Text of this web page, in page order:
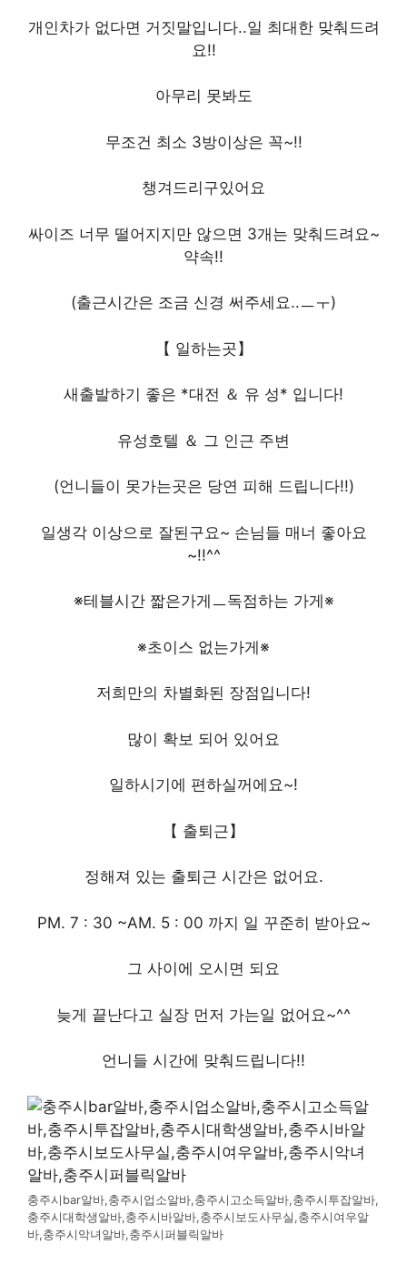
개인차가 없다면 거짓말입니다..일 최대한 맞춰드려
요!!
아무리 못봐도
무조건 최소 3방이상은 꼭~!!
챙겨드리구있어요
싸이즈 너무 떨어지지만 않으면 3개는 맞춰드려요~
약속!!
(출근시간은 조금 신경 써주세요..ㅡㅜ)
【 일하는곳】
새출발하기 좋은 *대전 ＆ 유 성* 입니다!
유성호텔 ＆ 그 인근 주변
(언니들이 못가는곳은 당연 피해 드립니다!!)
일생각 이상으로 잘된구요~ 손님들 매너 좋아요
~!!^^
※테블시간 짧은가게ㅡ독점하는 가게※
※초이스 없는가게※
저희만의 차별화된 장점입니다!
많이 확보 되어 있어요
일하시기에 편하실꺼에요~!
【 출퇴근】
정해져 있는 출퇴근 시간은 없어요.
PM. 7 : 30 ~AM. 5 : 00 까지 일 꾸준히 받아요~
그 사이에 오시면 되요
늦게 끝난다고 실장 먼저 가는일 없어요~^^
언니들 시간에 맞춰드립니다!!
충주시bar알바,충주시업소알바,충주시고소득알바,충주시투잡알바,
충주시대학생알바,충주시바알바,충주시보도사무실,충주시여우알
바,충주시악녀알바,충주시퍼블릭알바